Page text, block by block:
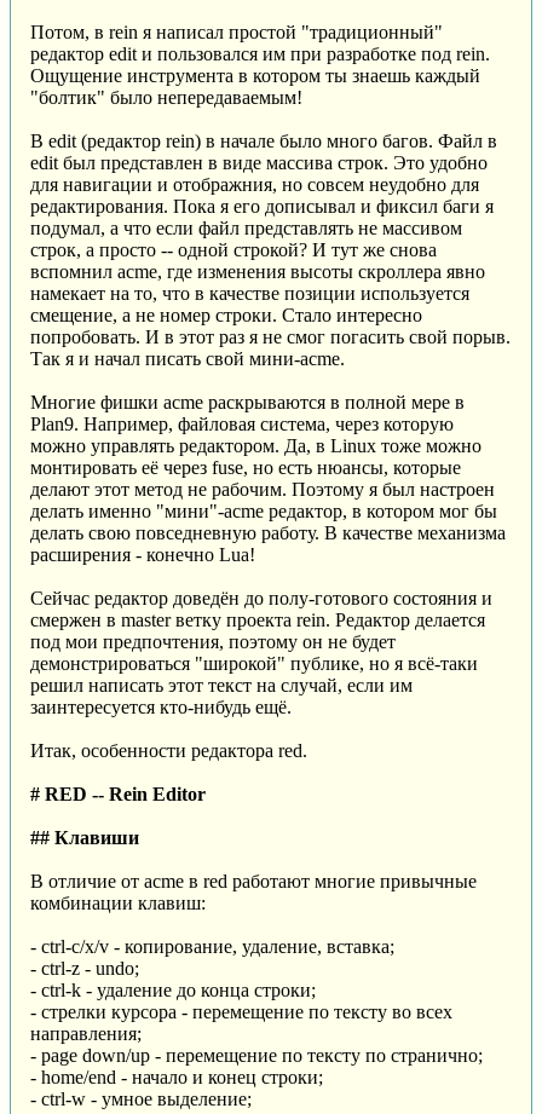
Потом, в rein я написал простой "традиционный"
редактор edit и пользовался им при разработке под rein.
Ощущение инструмента в котором ты знаешь каждый
"болтик" было непередаваемым!
В edit (редактор rein) в начале было много багов. Файл в
edit был представлен в виде массива строк. Это удобно
для навигации и отображния, но совсем неудобно для
редактирования. Пока я его дописывал и фиксил баги я
подумал, а что если файл представлять не массивом
строк, а просто -- одной строкой? И тут же снова
вспомнил acme, где изменения высоты скроллера явно
намекает на то, что в качестве позиции используется
смещение, а не номер строки. Стало интересно
попробовать. И в этот раз я не смог погасить свой порыв.
Так я и начал писать свой мини-acme.
Многие фишки acme раскрываются в полной мере в
Plan9. Например, файловая система, через которую
можно управлять редактором. Да, в Linux тоже можно
монтировать её через fuse, но есть нюансы, которые
делают этот метод не рабочим. Поэтому я был настроен
делать именно "мини"-acme редактор, в котором мог бы
делать свою повседневную работу. В качестве механизма
расширения - конечно Lua!
Сейчас редактор доведён до полу-готового состояния и
смержен в master ветку проекта rein. Редактор делается
под мои предпочтения, поэтому он не будет
демонстрироваться "широкой" публике, но я всё-таки
решил написать этот текст на случай, если им
заинтересуется кто-нибудь ещё.
Итак, особенности редактора red.
# RED -- Rein Editor
## Клавиши
В отличие от acme в red работают многие привычные
комбинации клавиш:
- ctrl-c/x/v - копирование, удаление, вставка;
- ctrl-z - undo;
- ctrl-k - удаление до конца строки;
- стрелки курсора - перемещение по тексту во всех
направления;
- page down/up - перемещение по тексту по странично;
- home/end - начало и конец строки;
- ctrl-w - умное выделение;